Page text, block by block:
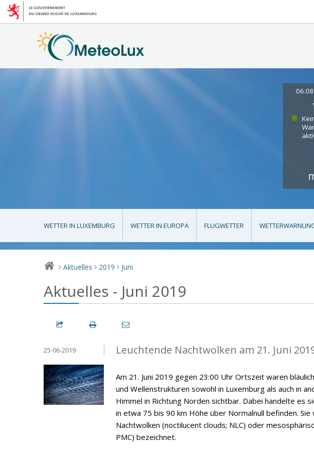
WETTER IN LUXEMBURG WETTER IN EUROPA FLUGWETTER
> Aktuelles > 2019 > Juni
Aktuelles - Juni 2019
Leuchtende Nachtwolken am 21. Juni
25-06-2019
Am 21. Juni 2019 gegen 23:00 Uhr Ortszeit waren
und Wellenstrukturen sowohl in Luxemburg als auch in
Himmel in Richtung Norden sichtbar. Dabei handelte es
in etwa 75 bis 90 km Höhe über Normalnull befinden.
Nachtwolken (noctilucent clouds; NLC) oder
PMC) bezeichnet.